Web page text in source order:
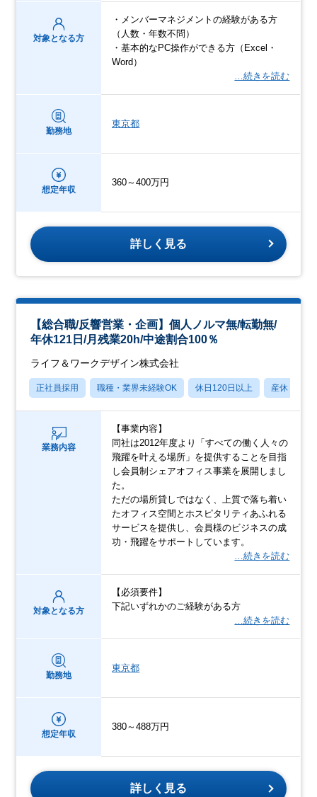
対象となる方
・メンバーマネジメントの経験がある方
（人数・年数不問）
・基本的なPC操作ができる方（Excel・
Word）
…続きを読む
勤務地
東京都
想定年収
360～400万円
詳しく見る
【総合職/反響営業・企画】個人ノルマ無/転勤無/
年休121日/月残業20h/中途割合100％
ライフ＆ワークデザイン株式会社
正社員採用 職種・業界未経験OK 休日120日以上 産休・育休
業務内容
【事業内容】
同社は2012年度より「すべての働く人々の
飛躍を叶える場所」を提供することを目指
し会員制シェアオフィス事業を展開しまし
た。
ただの場所貸しではなく、上質で落ち着い
たオフィス空間とホスピタリティあふれる
サービスを提供し、会員様のビジネスの成
功・飛躍をサポートしています。
…続きを読む
対象となる方
【必須要件】
下記いずれかのご経験がある方
…続きを読む
勤務地
東京都
想定年収
380～488万円
詳しく見る